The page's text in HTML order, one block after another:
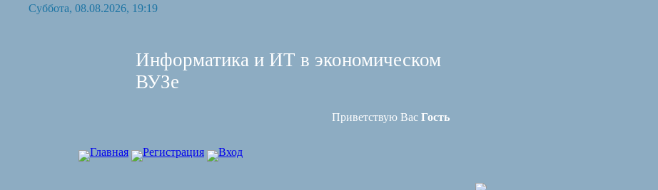
Суббота, 08.08.2026, 19:19
Информатика и ИТ в экономическом
ВУЗе
Приветствую Вас Гость
Главная Регистрация Вход